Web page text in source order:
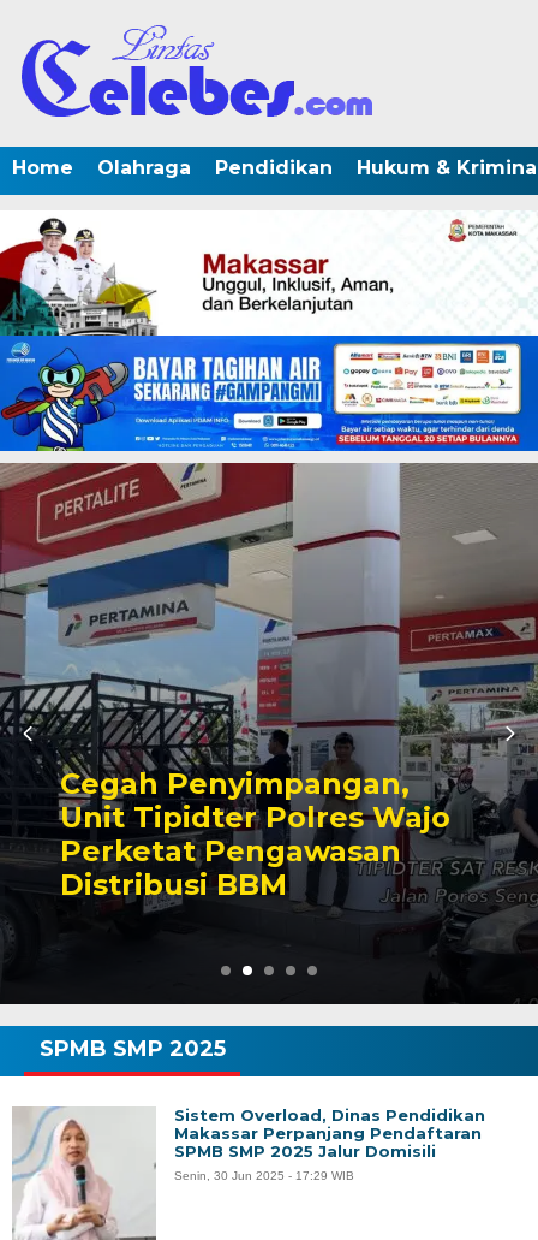
Home Olahraga Pendidikan Hukum &
Polres Wajo
Mulai
Makassar
Ke-81 RI
SPMB SMP 2025
Sistem Overload, Dinas Pendidikan
Makassar Perpanjang Pendaftaran
SPMB SMP 2025 Jalur Domisili
Senin, 30 Jun 2025 - 17:29 WIB